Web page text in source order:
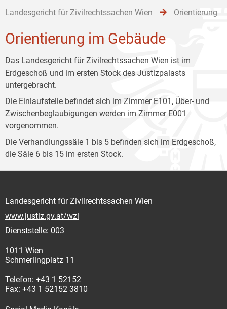
Landesgericht für Zivilrechtssachen Wien Orientierung
Orientierung im Gebäude
Das Landesgericht für Zivilrechtssachen Wien ist im
Erdgeschoß und im ersten Stock des Justizpalasts
untergebracht.
Die Einlaufstelle befindet sich im Zimmer E101, Über- und
Zwischenbeglaubigungen werden im Zimmer E001
vorgenommen.
Die Verhandlungssäle 1 bis 5 befinden sich im Erdgeschoß,
die Säle 6 bis 15 im ersten Stock.
Landesgericht für Zivilrechtssachen Wien
www.justiz.gv.at/wzl
Dienststelle: 003
1011 Wien
Schmerlingplatz 11
Telefon: +43 1 52152
Fax: +43 1 52152 3810